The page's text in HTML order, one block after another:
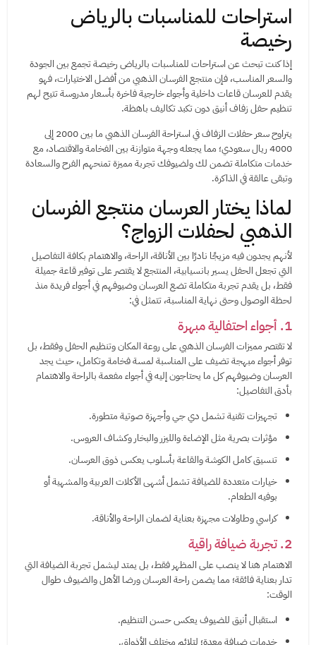
استراحات للمناسبات بالرياض
رخيصة
إذا كنت تبحث عن استراحات للمناسبات بالرياض رخيصة تجمع بين الجودة
والسعر المناسب، فإن منتجع الفرسان الذهبي من أفضل الاختيارات، فهو
يقدم للعرسان قاعات داخلية وأجواء خارجية فاخرة بأسعار مدروسة تتيح لهم
تنظيم حفل زفاف أنيق دون تكبد تكاليف باهظة.
يتراوح سعر حفلات الزفاف في استراحة الفرسان الذهبي ما بين 2000 إلى
4000 ريال سعودي؛ مما يجعله وجهة متوازنة بين الفخامة والاقتصاد، مع
خدمات متكاملة تضمن لك ولضيوفك تجربة مميزة تمنحهم الفرح والسعادة
وتبقى عالقة في الذاكرة.
لماذا يختار العرسان منتجع الفرسان
الذهبي لحفلات الزواج؟
لأنهم يجدون فيه مزيجًا نادرًا بين الأناقة، الراحة، والاهتمام بكافة التفاصيل
التي تجعل الحفل يسير بانسيابية، المنتجع لا يقتصر على توفير قاعة جميلة
فقط، بل يقدم تجربة متكاملة تضع العرسان وضيوفهم في أجواء فريدة منذ
لحظة الوصول وحتى نهاية المناسبة، تتمثل في:
1. أجواء احتفالية مبهرة
لا تقتصر مميزات الفرسان الذهبي على روعة المكان وتنظيم الحفل وفقط، بل
توفر أجواء مبهجة تضيف على المناسبة لمسة فخامة وتكامل، حيث يجد
العرسان وضيوفهم كل ما يحتاجون إليه في أجواء مفعمة بالراحة والاهتمام
بأدق التفاصيل:
تجهيزات تقنية تشمل دي جي وأجهزة صوتية متطورة.
مؤثرات بصرية مثل الإضاءة والليزر والبخار وكشاف العروس.
تنسيق كامل الكوشة والقاعة بأسلوب يعكس ذوق العرسان.
خيارات متعددة للضيافة تشمل أشهى الأكلات العربية والمشهية أو
بوفيه الطعام.
كراسي وطاولات مجهزة بعناية لضمان الراحة والأناقة.
2. تجربة ضيافة راقية
الاهتمام هنا لا ينصب على المظهر فقط، بل يمتد ليشمل تجربة الضيافة التي
تدار بعناية فائقة؛ مما يضمن راحة العرسان ورضا الأهل والضيوف طوال
الوقت:
استقبال أنيق للضيوف يعكس حسن التنظيم.
خدمات ضيافة معدة؛ لتلائم مختلف الأذواق.